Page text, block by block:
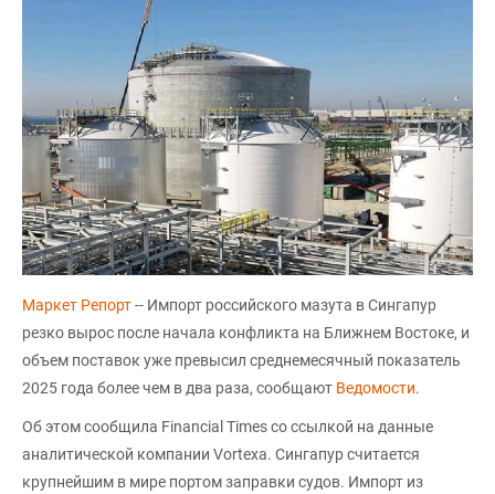
Маркет Репорт-- Импорт российского мазута в Сингапур
резко вырос после начала конфликта на Ближнем Востоке, и
объем поставок уже превысил среднемесячный показатель
2025 года более чем в два раза, сообщают Ведомости.
Об этом сообщила Financial Times со ссылкой на данные
аналитической компании Vortexa. Сингапур считается
крупнейшим в мире портом заправки судов. Импорт из